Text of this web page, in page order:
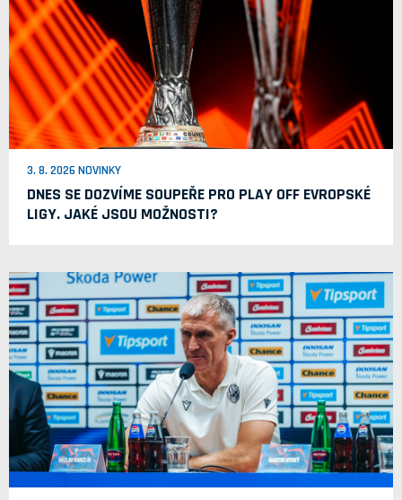
3. 8. 2026 NOVINKY
DNES SE DOZVÍME SOUPEŘE PRO PLAY OFF EVROPSKÉ
LIGY. JAKÉ JSOU MOŽNOSTI?